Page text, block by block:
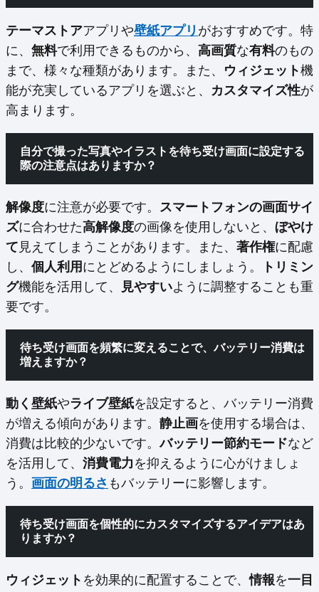
テーマストアアプリや壁紙アプリ がおすすめです。特
に、 無料で利用できるものから、 高画質な有料のもの
まで、様々な種類があります。また、 ウィジェット機
能が充実しているアプリを選ぶと、 カスタマイズ性が
高まります。
自分で撮った写真やイラストを待ち受け画面に設定する
際の注意点はありますか？
解像度に注意が必要です。 スマートフォンの画面サイ
ズに合わせた高解像度の画像を使用しないと、 ぼやけ
て 見えてしまうことがあります。また、 著作権に配慮
し、 個人利用 にとどめるようにしましょう。
トリミン
グ機能を活用して、 見やすいように調整することも重
要です。
待ち受け画面を頻繁に変えることで、バッテリー消費は
増えますか？
動く壁紙やライブ壁紙を設定すると、バッテリー消費
が増える傾向があります。 静止画を使用する場合は、
消費は比較的少ないです。バッテリー節約モードなど
を活用して、 消費電力 を抑えるように心がけましょ
う。 画面の明るさ もバッテリーに影響します。
待ち受け画面を個性的にカスタマイズするアイデアはあ
りますか？
ウィジェット を効果的に配置することで、情報を一目